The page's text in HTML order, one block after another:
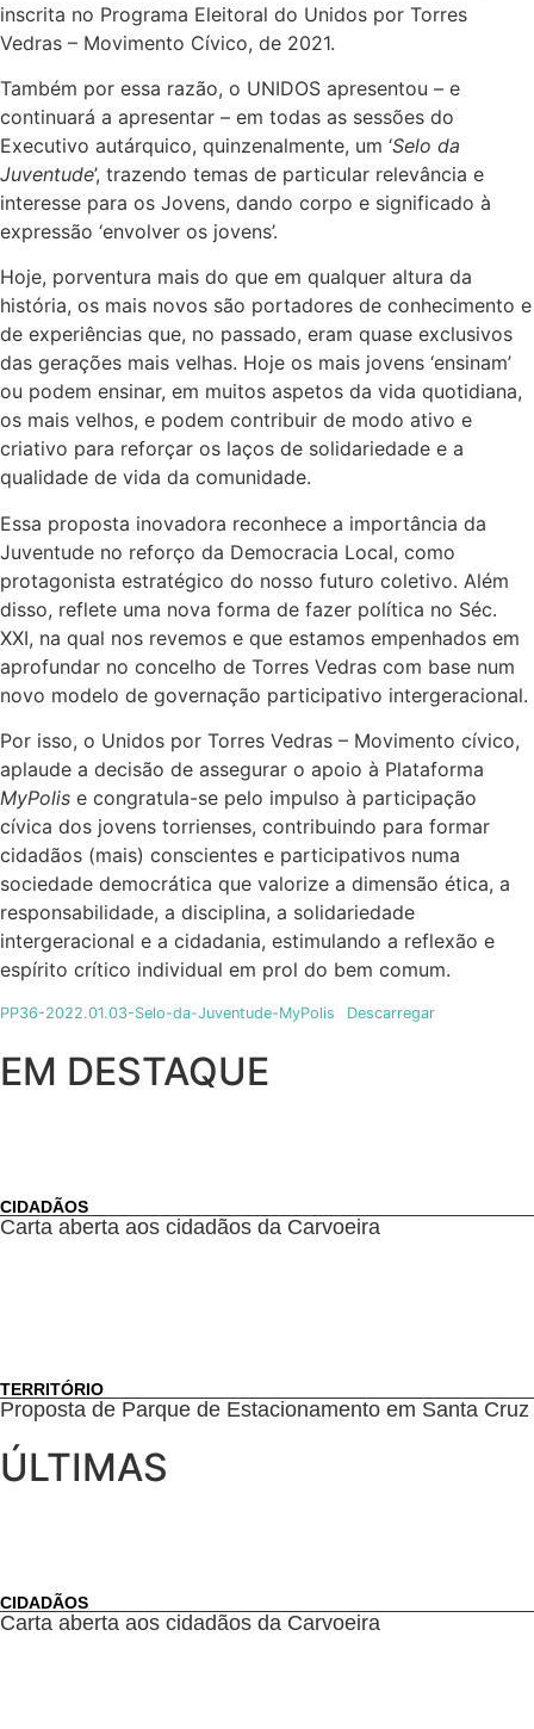
inscrita no Programa Eleitoral do Unidos por Torres
Vedras – Movimento Cívico, de 2021.
Também por essa razão, o UNIDOS apresentou – e
continuará a apresentar – em todas as sessões do
Executivo autárquico, quinzenalmente, um ‘Selo da
Juventude’, trazendo temas de particular relevância e
interesse para os Jovens, dando corpo e significado à
expressão ‘envolver os jovens’.
Hoje, porventura mais do que em qualquer altura da
história, os mais novos são portadores de conhecimento e
de experiências que, no passado, eram quase exclusivos
das gerações mais velhas. Hoje os mais jovens ‘ensinam’
ou podem ensinar, em muitos aspetos da vida quotidiana,
os mais velhos, e podem contribuir de modo ativo e
criativo para reforçar os laços de solidariedade e a
qualidade de vida da comunidade.
Essa proposta inovadora reconhece a importância da
Juventude no reforço da Democracia Local, como
protagonista estratégico do nosso futuro coletivo. Além
disso, reflete uma nova forma de fazer política no Séc.
XXI, na qual nos revemos e que estamos empenhados em
aprofundar no concelho de Torres Vedras com base num
novo modelo de governação participativo intergeracional.
Por isso, o Unidos por Torres Vedras – Movimento cívico,
aplaude a decisão de assegurar o apoio à Plataforma
MyPolis e congratula-se pelo impulso à participação
cívica dos jovens torrienses, contribuindo para formar
cidadãos (mais) conscientes e participativos numa
sociedade democrática que valorize a dimensão ética, a
responsabilidade, a disciplina, a solidariedade
intergeracional e a cidadania, estimulando a reflexão e
espírito crítico individual em prol do bem comum.
PP36-2022.01.03-Selo-da-Juventude-MyPolis Descarregar
EM DESTAQUE
CIDADÃOS
Carta aberta aos cidadãos da Carvoeira
TERRITÓRIO
Proposta de Parque de Estacionamento em Santa Cruz
ÚLTIMAS
CIDADÃOS
Carta aberta aos cidadãos da Carvoeira